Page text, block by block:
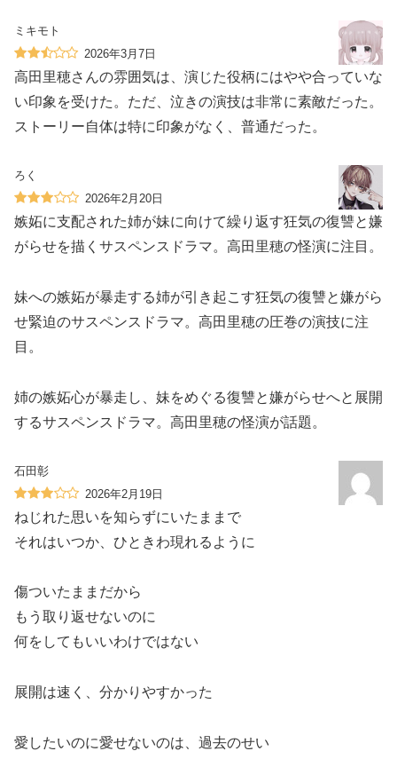
ミキモト
2026年3月7日
高田里穂さんの雰囲気は、演じた役柄にはやや合っていな
い印象を受けた。ただ、泣きの演技は非常に素敵だった。
ストーリー自体は特に印象がなく、普通だった。
ろく
2026年2月20日
嫉妬に支配された姉が妹に向けて繰り返す狂気の復讐と嫌
がらせを描くサスペンスドラマ。高田里穂の怪演に注目。
妹への嫉妬が暴走する姉が引き起こす狂気の復讐と嫌がら
せ緊迫のサスペンスドラマ。高田里穂の圧巻の演技に注
目。
姉の嫉妬心が暴走し、妹をめぐる復讐と嫌がらせへと展開
するサスペンスドラマ。高田里穂の怪演が話題。
石田彰
2026年2月19日
ねじれた思いを知らずにいたままで
それはいつか、ひときわ現れるように
傷ついたままだから
もう取り返せないのに
何をしてもいいわけではない
展開は速く、分かりやすかった
愛したいのに愛せないのは、過去のせい